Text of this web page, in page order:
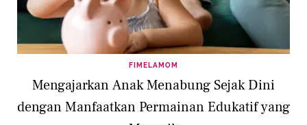
FIMELAMOM
Mengajarkan Anak Menabung Sejak Dini
dengan Manfaatkan Permainan Edukatif yang